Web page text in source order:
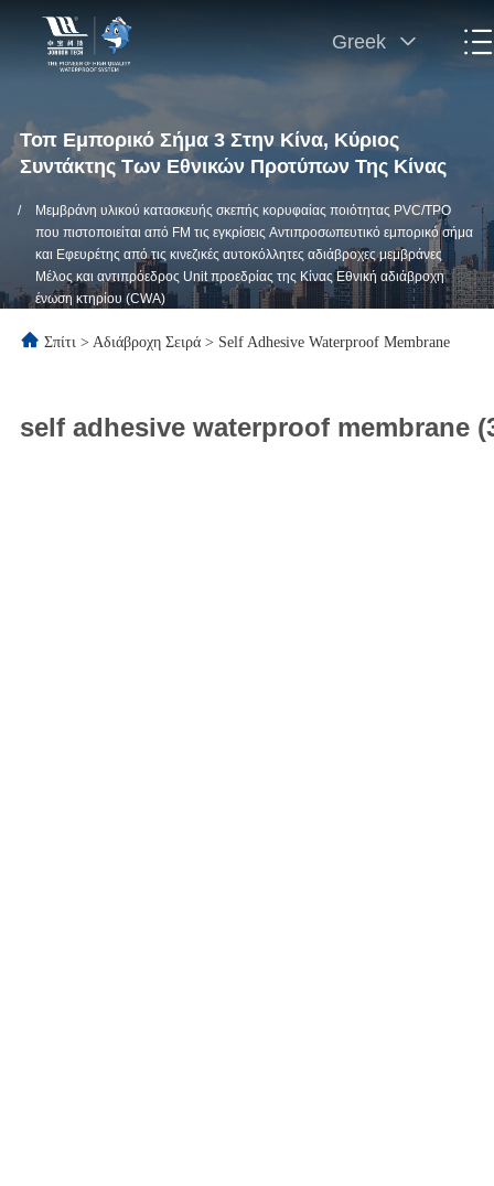
Greek
Τοπ Εμπορικό Σήμα 3 Στην Κίνα, Κύριος
Συντάκτης Των Εθνικών Προτύπων Της Κίνας
/
Μεμβράνη υλικού κατασκευής σκεπής κορυφαίας ποιότητας PVC/TPO
που πιστοποιείται από FM τις εγκρίσεις Αντιπροσωπευτικό εμπορικό σήμα
και Εφευρέτης από τις κινεζικές αυτοκόλλητες αδιάβροχες μεμβράνες
Μέλος και αντιπρόεδρος Unit προεδρίας της Κίνας Εθνική αδιάβροχη
ένωση κτηρίου (CWA)
Σπίτι > Αδιάβροχη Σειρά > Self Adhesive Waterproof Membrane
self adhesive waterproof membrane